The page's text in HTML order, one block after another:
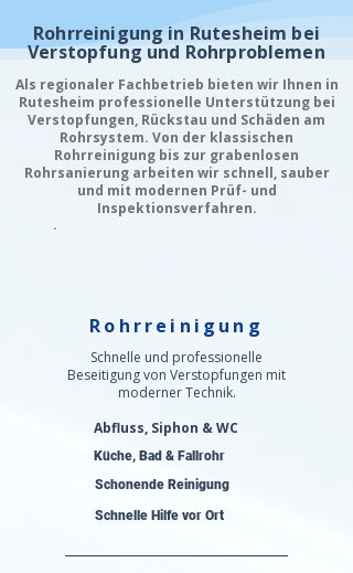
Rohrreinigung in Rutesheim bei
Verstopfung und Rohrproblemen
Als regionaler Fachbetrieb bieten wir Ihnen in
Rutesheim professionelle Unterstützung bei
Verstopfungen, Rückstau und Schäden am
Rohrsystem. Von der klassischen
Rohrreinigung bis zur grabenlosen
Rohrsanierung arbeiten wir schnell, sauber
und mit modernen Prüf- und
Inspektionsverfahren.
Rohrreinigung
Schnelle und professionelle
Beseitigung von Verstopfungen mit
moderner Technik.
Abfluss, Siphon & WC
Küche, Bad & Fallrohr
Schonende Reinigung
Schnelle Hilfe vor Ort